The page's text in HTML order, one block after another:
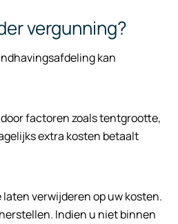
vergunning?
kan
factoren zoals tentgrootte,
extra kosten betaalt
verwijderen op uw kosten.
Indien u niet binnen